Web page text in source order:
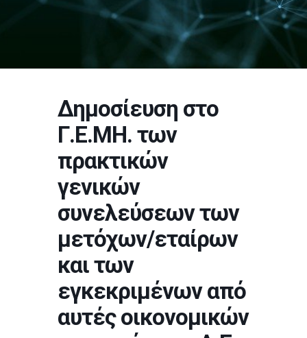
Δημοσίευση στο
Γ.Ε.ΜΗ. των
πρακτικών
γενικών
συνελεύσεων των
μετόχων/εταίρων
και των
εγκεκριμένων από
αυτές οικονομικών